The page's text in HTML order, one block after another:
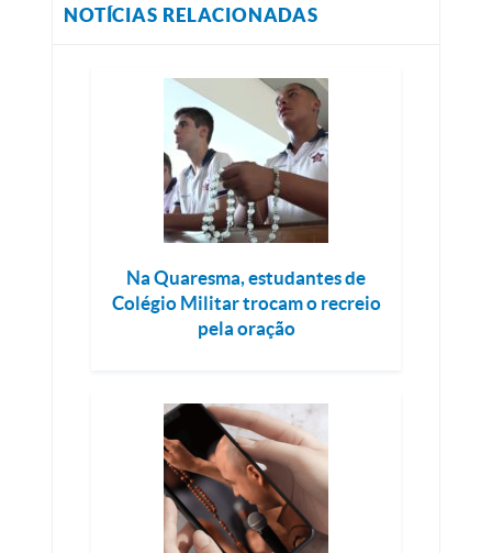
NOTÍCIAS RELACIONADAS
Na Quaresma, estudantes de
Colégio Militar trocam o recreio
pela oração